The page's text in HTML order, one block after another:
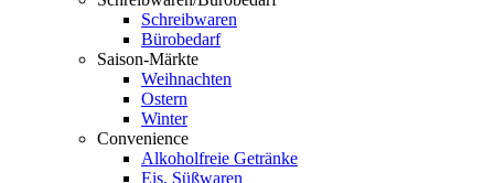
Schreibwaren
Bürobedarf
Saison-Märkte
Weihnachten
Ostern
Winter
Convenience
Alkoholfreie Getränke
Eis, Süßwaren